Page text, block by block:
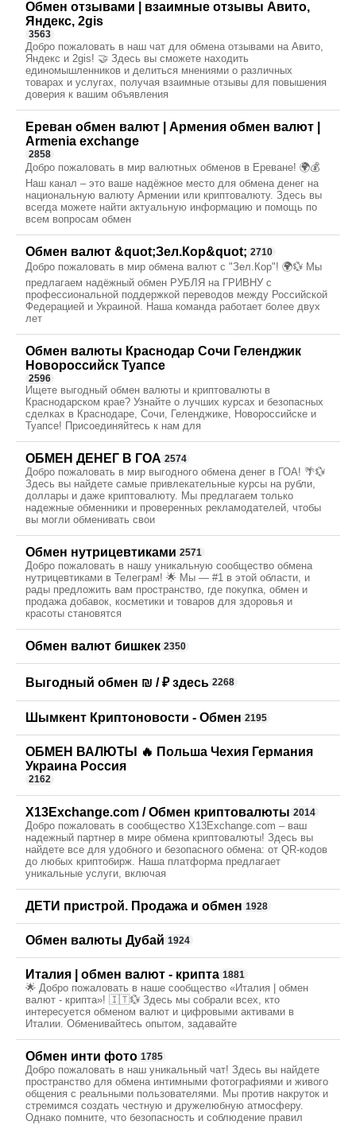
Обмен отзывами | взаимные отзывы Авито,
Яндекс, 2gis
3563
Добро пожаловать в наш чат для обмена отзывами на Авито,
Яндекс и 2gis! 🤝 Здесь вы сможете находить
единомышленников и делиться мнениями о различных
товарах и услугах, получая взаимные отзывы для повышения
доверия к вашим объявления
Ереван обмен валют | Армения обмен валют |
Armenia exchange
2858
Добро пожаловать в мир валютных обменов в Ереване! 🌍💰
Наш канал – это ваше надёжное место для обмена денег на
национальную валюту Армении или криптовалюту. Здесь вы
всегда можете найти актуальную информацию и помощь по
всем вопросам обмен
Обмен валют &quot;Зел.Кор&quot; 2710
Добро пожаловать в мир обмена валют с "Зел.Кор"! 🌍💱 Мы
предлагаем надёжный обмен РУБЛЯ на ГРИВНУ с
профессиональной поддержкой переводов между Российской
Федерацией и Украиной. Наша команда работает более двух
лет
Обмен валюты Краснодар Сочи Геленджик
Новороссийск Туапсе
2596
Ищете выгодный обмен валюты и криптовалюты в
Краснодарском крае? Узнайте о лучших курсах и безопасных
сделках в Краснодаре, Сочи, Геленджике, Новороссийске и
Туапсе! Присоединяйтесь к нам для
ОБМЕН ДЕНЕГ В ГОА 2574
Добро пожаловать в мир выгодного обмена денег в ГОА! 🌴💱
Здесь вы найдете самые привлекательные курсы на рубли,
доллары и даже криптовалюту. Мы предлагаем только
надежные обменники и проверенных рекламодателей, чтобы
вы могли обменивать свои
Обмен нутрицевтиками 2571
Добро пожаловать в нашу уникальную сообщество обмена
нутрицевтиками в Телеграм! 🌟 Мы — #1 в этой области, и
рады предложить вам пространство, где покупка, обмен и
продажа добавок, косметики и товаров для здоровья и
красоты становятся
Обмен валют бишкек 2350
Выгодный обмен ₪ / ₽ здесь 2268
Шымкент Криптоновости - Обмен 2195
ОБМЕН ВАЛЮТЫ 🔥 Польша Чехия Германия
Украина Россия
2162
X13Exchange.com / Обмен криптовалюты 2014
Добро пожаловать в сообщество X13Exchange.com – ваш
надежный партнер в мире обмена криптовалюты! Здесь вы
найдете все для удобного и безопасного обмена: от QR-кодов
до любых криптобирж. Наша платформа предлагает
уникальные услуги, включая
ДЕТИ пристрой. Продажа и обмен 1928
Обмен валюты Дубай 1924
Италия | обмен валют - крипта 1881
🌟 Добро пожаловать в наше сообщество «Италия | обмен
валют - крипта»! 🇮🇹💱 Здесь мы собрали всех, кто
интересуется обменом валют и цифровыми активами в
Италии. Обменивайтесь опытом, задавайте
Обмен инти фото 1785
Добро пожаловать в наш уникальный чат! Здесь вы найдете
пространство для обмена интимными фотографиями и живого
общения с реальными пользователями. Мы против накруток и
стремимся создать честную и дружелюбную атмосферу.
Однако помните, что безопасность и соблюдение правил